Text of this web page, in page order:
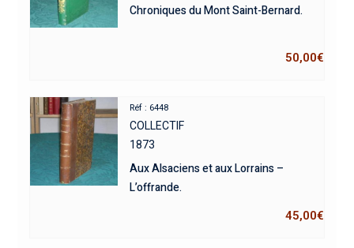
Chroniques du Mont Saint-Bernard.
50,00€
Réf : 6448
COLLECTIF
1873
Aux Alsaciens et aux Lorrains –
L’offrande.
45,00€